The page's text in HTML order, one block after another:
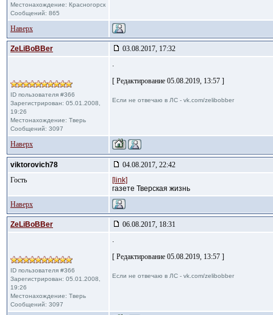
Местонахождение: Красногорск
Сообщений: 865
Наверх
ZeLiBoBBer 03.08.2017, 17:32
ID пользователя #366
Зарегистрирован: 05.01.2008,
19:26
Местонахождение: Тверь
Сообщений: 3097
.
[ Редактирование 05.08.2019, 13:57 ]
Если не отвечаю в ЛС - vk.com/zelibobber
Наверх
viktorovich78
04.08.2017, 22:42
Гость
[link]
газете Тверская жизнь
Наверх
ZeLiBoBBer 06.08.2017, 18:31
ID пользователя #366
Зарегистрирован: 05.01.2008,
19:26
Местонахождение: Тверь
Сообщений: 3097
.
[ Редактирование 05.08.2019, 13:57 ]
Если не отвечаю в ЛС - vk.com/zelibobber